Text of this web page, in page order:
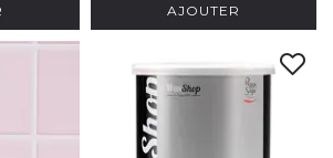
AJOUTER